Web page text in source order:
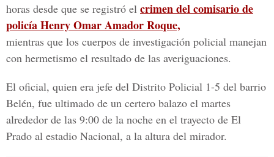
horas desde que se registró el crimen del comisario de
policía Henry Omar Amador Roque,
mientras que los cuerpos de investigación policial manejan
con hermetismo el resultado de las averiguaciones.
El oficial, quien era jefe del Distrito Policial 1-5 del barrio
Belén, fue ultimado de un certero balazo el martes
alrededor de las 9:00 de la noche en el trayecto de El
Prado al estadio Nacional, a la altura del mirador.